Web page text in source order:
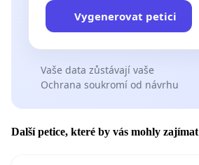
Vygenerovat petici
Vaše data zůstávají vaše
Ochrana soukromí od návrhu
Další petice, které by vás mohly zajímat